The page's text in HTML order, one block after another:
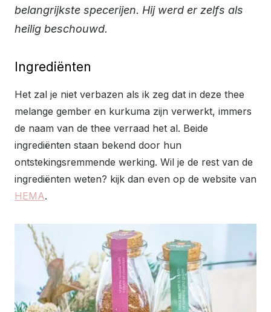
belangrijkste specerijen. Hij werd er zelfs als
heilig beschouwd.
Ingrediënten
Het zal je niet verbazen als ik zeg dat in deze thee
melange gember en kurkuma zijn verwerkt, immers
de naam van de thee verraad het al. Beide
ingrediënten staan bekend door hun
ontstekingsremmende werking. Wil je de rest van de
ingrediënten weten? kijk dan even op de website van
HEMA.